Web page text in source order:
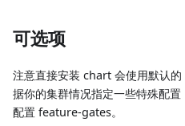
可选项
注意直接安装 chart 会使用默认
据你的集群情况指定一些特殊配
配置 feature-gates。